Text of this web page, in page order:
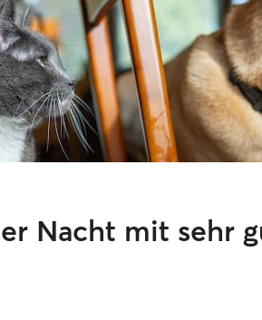
Nacht mit sehr